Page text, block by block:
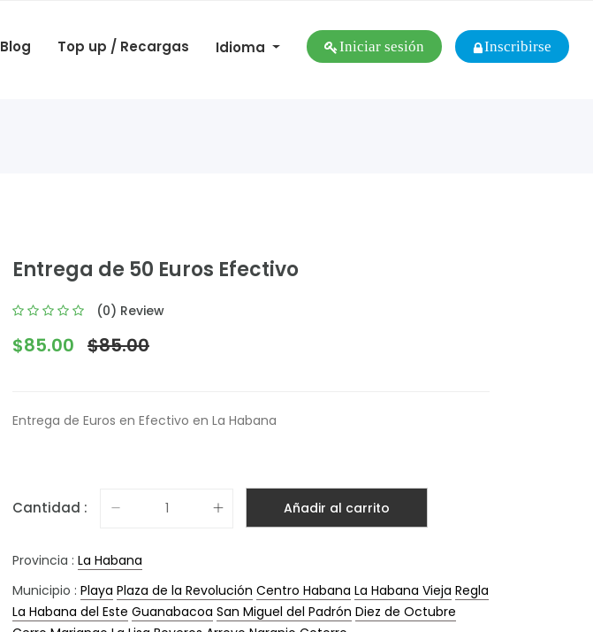
Blog Top up / Recargas Idioma Iniciar sesión Inscribirse
Entrega de 50 Euros Efectivo
(0) Review
$85.00 $85.00
Entrega de Euros en Efectivo en La Habana
Cantidad : Añadir al carrito
Provincia : La Habana
Municipio : Playa Plaza de la Revolución Centro Habana La Habana Vieja Regla
La Habana del Este Guanabacoa San Miguel del Padrón Diez de Octubre